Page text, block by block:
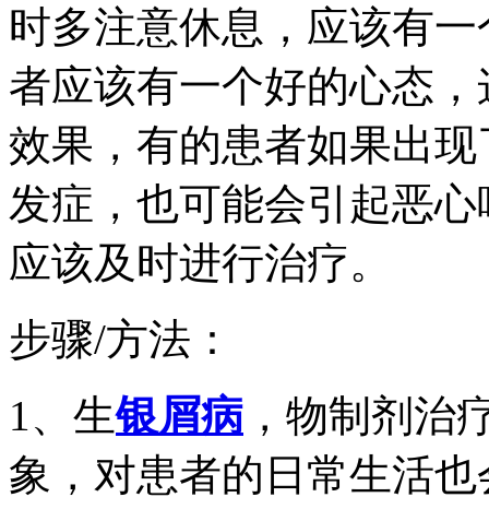
时多注意休息，应该有
者应该有一个好的心态
效果，有的患者如果出
发症，也可能会引起恶
应该及时进行治疗。
步骤/方法：
1、生银屑病 ，物制剂治
象，对患者的日常生活